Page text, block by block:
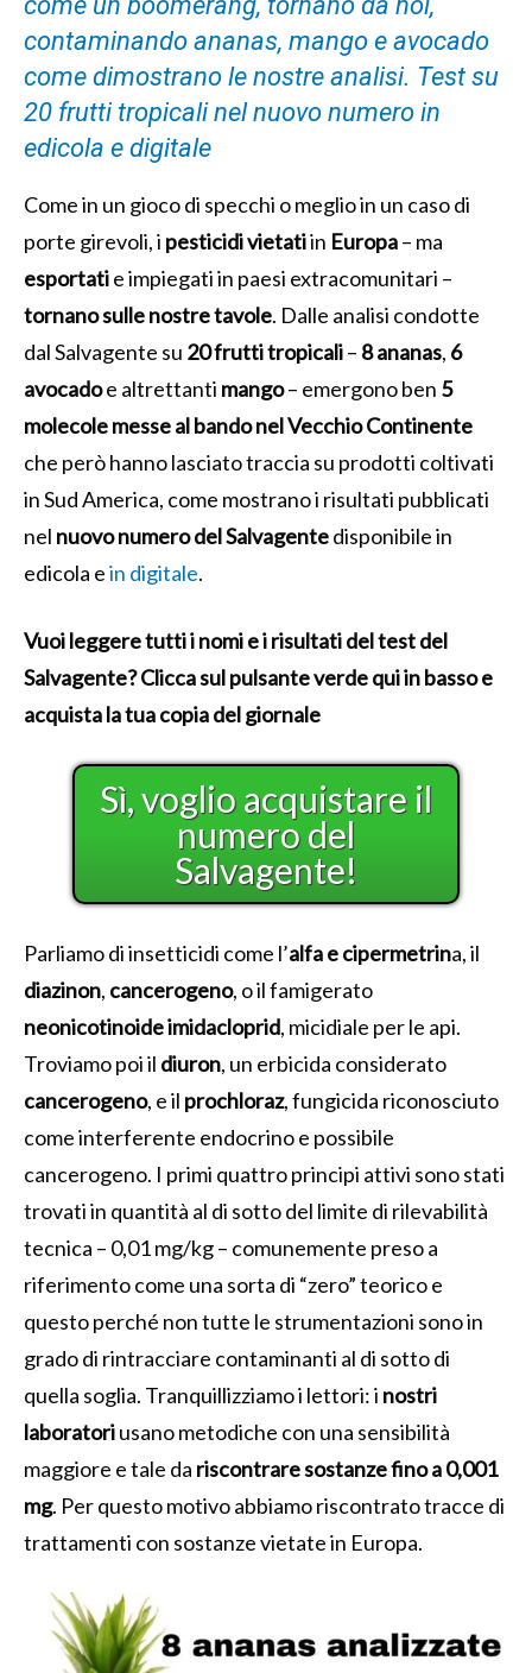
contaminando ananas, mango e avocado
come dimostrano le nostre analisi. Test su
20 frutti tropicali nel nuovo numero in
edicola e digitale
Come in un gioco di specchi o meglio in un caso di
porte girevoli, i pesticidi vietatiin Europa– ma
esportatie impiegati in paesi extracomunitari –
tornano sulle nostre tavole. Dalle analisi condotte
dal Salvagente su 20 frutti tropicali– 8 ananas, 6
avocadoe altrettanti mango– emergono ben 5
molecole messe al bando nel Vecchio Continente
che però hanno lasciato traccia su prodotti coltivati
in Sud America, come mostrano i risultati pubblicati
nel nuovo numero del Salvagentedisponibile in
edicola ein digitale.
Vuoi leggere tutti i nomi e i risultati del test del
Salvagente? Clicca sul pulsante verde qui in basso e
acquista la tua copia del giornale
Sì, voglio acquistare il
numero del
Salvagente!
Parliamo di insetticidi come l’alfa e cipermetrina, il
diazinon, cancerogeno, o il famigerato
neonicotinoideimidacloprid, micidiale per le api.
Troviamo poi il diuron, un erbicida considerato
cancerogeno, e il prochloraz, fungicida riconosciuto
come interferente endocrino e possibile
cancerogeno. I primi quattro principi attivi sono stati
trovati in quantità al di sotto del limite di rilevabilità
tecnica – 0,01 mg/kg – comunemente preso a
riferimento come una sorta di “zero” teorico e
questo perché non tutte le strumentazioni sono in
grado di rintracciare contaminanti al di sotto di
quella soglia. Tranquillizziamo i lettori: i nostri
laboratoriusano metodiche con una sensibilità
maggiore e tale da riscontrare sostanze fino a 0,001
mg. Per questo motivo abbiamo riscontrato tracce di
trattamenti con sostanze vietate in Europa.